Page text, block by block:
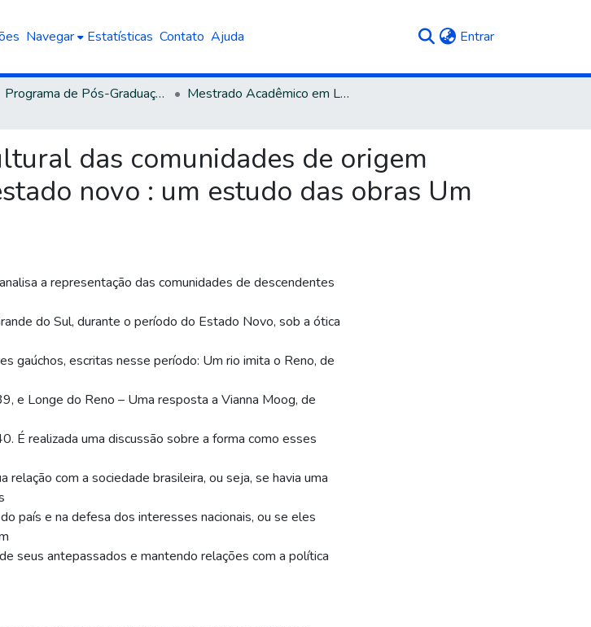
Navegar Estatísticas Contato Ajuda Entrar(current)
Programa de Pós-Graduação em Letras
Mestrado Acadêmico em Letras e Cultura
das comunidades de origem
novo : um estudo das obras Um
a representação das comunidades de descendentes
do Sul, durante o período do Estado Novo, sob a ótica
gaúchos, escritas nesse período: Um rio imita o Reno, de
e Longe do Reno – Uma resposta a Vianna Moog, de
É realizada uma discussão sobre a forma como esses
relação com a sociedade brasileira, ou seja, se havia uma
país e na defesa dos interesses nacionais, ou se eles
seus antepassados e mantendo relações com a política